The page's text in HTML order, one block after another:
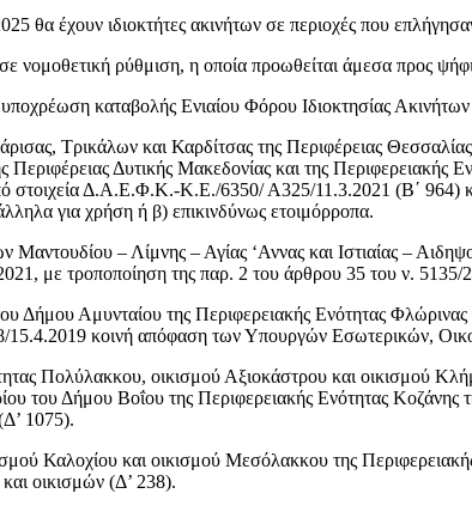
θα έχουν ιδιοκτήτες ακινήτων σε περιοχές που
νομοθετική ρύθμιση, η οποία προωθείται άμεσα προς
καταβολής Ενιαίου Φόρου Ιδιοκτησίας
Τρικάλων και Καρδίτσας της Περιφέρειας
Δυτικής Μακεδονίας και της
στοιχεία Δ.Α.Ε.Φ.Κ.-Κ.Ε./6350/ Α325/11.3.2021 (Β΄
για χρήση ή β) επικινδύνως ετοιμόρροπα.
– Λίμνης – Αγίας ‘Αννας και Ιστιαίας –
με τροποποίηση της παρ. 2 του άρθρου 35 του ν.
Δήμου Αμυνταίου της Περιφερειακής Ενότητας
κοινή απόφαση των Υπουργών Εσωτερικών,
Πολύλακκου, οικισμού Αξιοκάστρου και οικισμού
του Δήμου Βοΐου της Περιφερειακής Ενότητας Κοζάνης
1075).
Καλοχίου και οικισμού Μεσόλακκου της
οικισμών (Δ’ 238).